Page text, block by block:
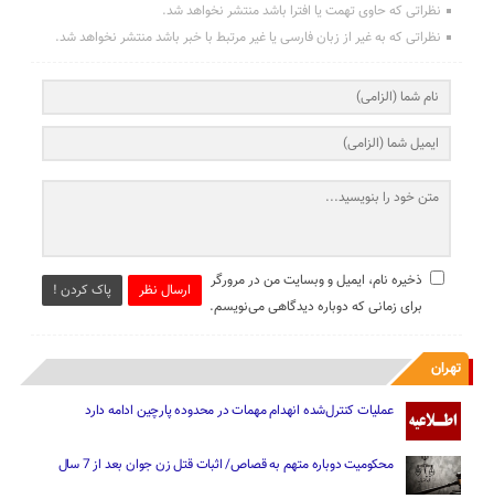
نظراتی که حاوی تهمت یا افترا باشد منتشر نخواهد شد.
نظراتی که به غیر از زبان فارسی یا غیر مرتبط با خبر باشد منتشر نخواهد شد.
ارسال نظر پاک کردن !
ذخیره نام، ایمیل و وبسایت من در مرورگر
برای زمانی که دوباره دیدگاهی می‌نویسم.
تهران
عملیات کنترل‌شده انهدام مهمات در محدوده پارچین ادامه دارد
محکومیت دوباره متهم به قصاص/ اثبات قتل زن جوان بعد از 7 سال